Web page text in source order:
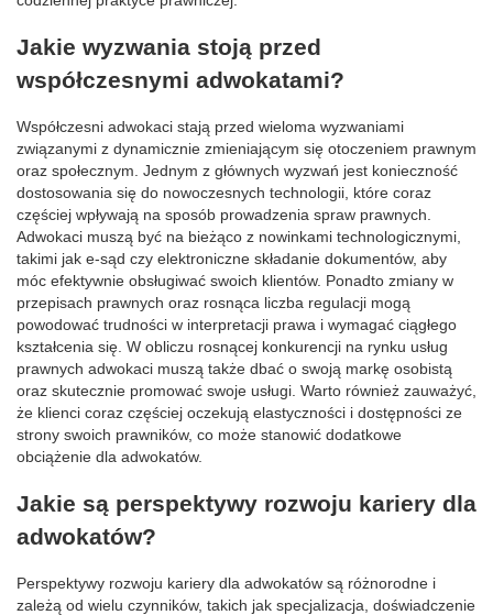
Jakie wyzwania stoją przed
współczesnymi adwokatami?
Współczesni adwokaci stają przed wieloma wyzwaniami
związanymi z dynamicznie zmieniającym się otoczeniem prawnym
oraz społecznym. Jednym z głównych wyzwań jest konieczność
dostosowania się do nowoczesnych technologii, które coraz
częściej wpływają na sposób prowadzenia spraw prawnych.
Adwokaci muszą być na bieżąco z nowinkami technologicznymi,
takimi jak e-sąd czy elektroniczne składanie dokumentów, aby
móc efektywnie obsługiwać swoich klientów. Ponadto zmiany w
przepisach prawnych oraz rosnąca liczba regulacji mogą
powodować trudności w interpretacji prawa i wymagać ciągłego
kształcenia się. W obliczu rosnącej konkurencji na rynku usług
prawnych adwokaci muszą także dbać o swoją markę osobistą
oraz skutecznie promować swoje usługi. Warto również zauważyć,
że klienci coraz częściej oczekują elastyczności i dostępności ze
strony swoich prawników, co może stanowić dodatkowe
obciążenie dla adwokatów.
Jakie są perspektywy rozwoju kariery dla
adwokatów?
Perspektywy rozwoju kariery dla adwokatów są różnorodne i
zależą od wielu czynników, takich jak specjalizacja, doświadczenie